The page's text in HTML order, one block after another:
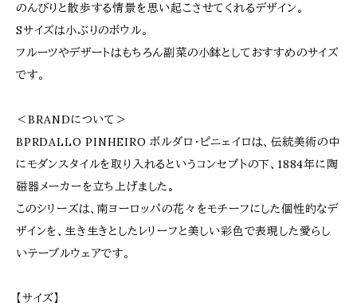
のんびりと散歩する情景を思い起こさせてくれるデザイン。
Sサイズは小ぶりのボウル。
フルーツやデザートはもちろん副菜の小鉢としておすすめのサイズ
です。
＜BRANDについて＞
BPRDALLO PINHEIRO ボルダロ・ピニェイロは、伝統美術の中
にモダンスタイルを取り入れるというコンセプトの下、1884年に陶
磁器メーカーを立ち上げました。
このシリーズは、南ヨーロッパの花々をモチーフにした個性的なデ
ザインを、生き生きとしたレリーフと美しい彩色で表現した愛らし
いテーブルウェアです。
【サイズ】